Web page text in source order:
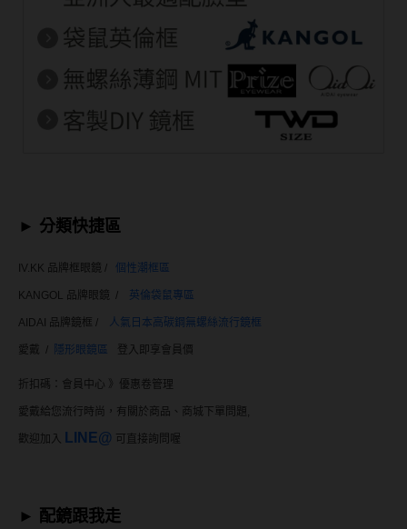
► 分類快捷區
IV.KK 品牌框眼鏡 / 個性潮框區
KANGOL 品牌眼鏡 / 英倫袋鼠專區
AIDAI 品牌鏡框 / 人氣日本高碳鋼 無螺絲流行鏡框
愛戴 / 隱形眼鏡區 登入即享會員價
折扣碼： 會員中心 》優惠卷管理
愛戴給您流行時尚，有關於商品、商城下單問題,
歡迎加入 LINE@ 可直接詢問喔
► 配鏡跟我走